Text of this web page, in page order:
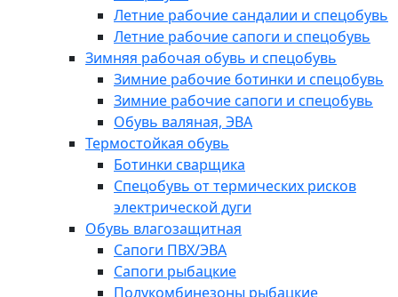
Летние рабочие сандалии и спецобувь
Летние рабочие сапоги и спецобувь
Зимняя рабочая обувь и спецобувь
Зимние рабочие ботинки и спецобувь
Зимние рабочие сапоги и спецобувь
Обувь валяная, ЭВА
Термостойкая обувь
Ботинки сварщика
Спецобувь от термических рисков
электрической дуги
Обувь влагозащитная
Сапоги ПВХ/ЭВА
Сапоги рыбацкие
Полукомбинезоны рыбацкие